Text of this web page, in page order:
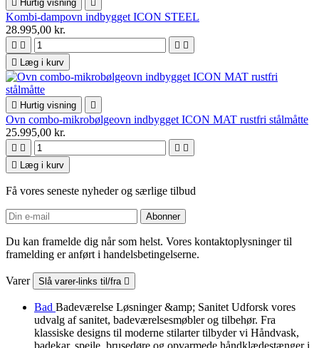
 Hurtig visning 
Kombi-dampovn indbygget ICON STEEL
28.995,00 kr.
   
 Læg i kurv
 Hurtig visning 
Ovn combo-mikrobølgeovn indbygget ICON MAT rustfri stålmåtte
25.995,00 kr.
   
 Læg i kurv
Få vores seneste nyheder og særlige tilbud
Du kan framelde dig når som helst. Vores kontaktoplysninger til
framelding er anført i handelsbetingelserne.
Varer Slå varer-links til/fra 
Bad Badeværelse Løsninger &amp; Sanitet Udforsk vores
udvalg af sanitet, badeværelsesmøbler og tilbehør. Fra
klassiske designs til moderne stilarter tilbyder vi Håndvask,